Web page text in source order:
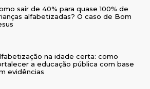
sair de 40% para quase 100% de
alfabetizadas? O caso de Bom
na idade certa: como
a educação pública com base
evidências